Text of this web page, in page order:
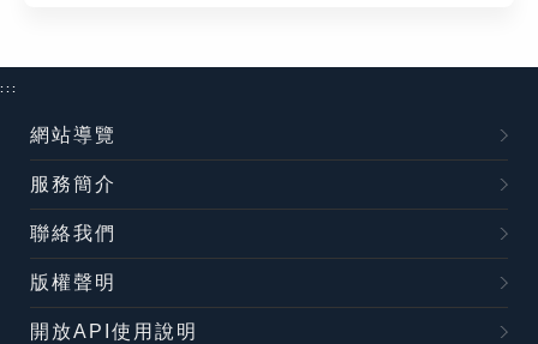
:::
網站導覽
服務簡介
聯絡我們
版權聲明
開放API使用說明